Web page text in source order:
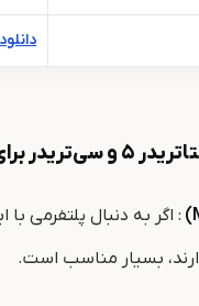
دانلود
بروکر ویتاورس
بسیار مناسب است.